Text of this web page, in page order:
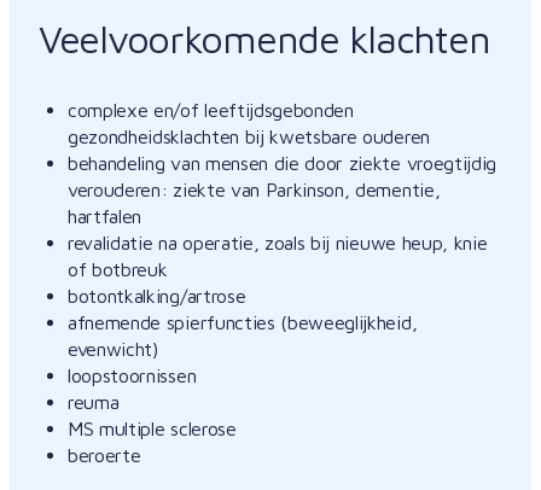
Veelvoorkomende klachten
complexe en/of leeftijdsgebonden
gezondheidsklachten bij kwetsbare ouderen
behandeling van mensen die door ziekte vroegtijdig
verouderen: ziekte van Parkinson, dementie,
hartfalen
revalidatie na operatie, zoals bij nieuwe heup, knie
of botbreuk
botontkalking/artrose
afnemende spierfuncties (beweeglijkheid,
evenwicht)
loopstoornissen
reuma
MS multiple sclerose
beroerte